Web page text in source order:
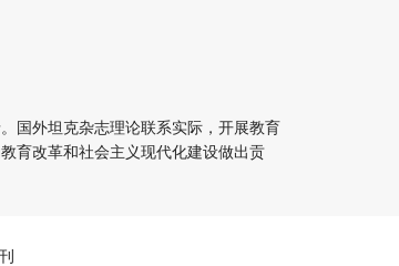
国外坦克杂志理论联系实际，开展教育
育改革和社会主义现代化建设做出贡